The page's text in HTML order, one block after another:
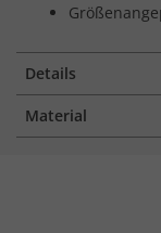
Details
Material